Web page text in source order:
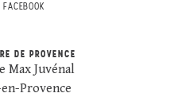
FACEBOOK
DE PROVENCE
Max Juvénal
Provence